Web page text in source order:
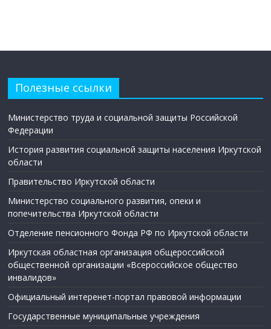
Полезные ссылки
Министерство труда и социальной защиты Российской
Федерации
История развития социальной защиты населения Иркутской
области
Правительство Иркутской области
Министерство социального развития, опеки и
попечительства Иркутской области
Отделение пенсионного Фонда РФ по Иркутской области
Иркутская областная организация общероссийской
общественной организации «Всероссийское общество
инвалидов»
Официальный интеренет-портал правовой информации
Государственные муниципальные учреждения